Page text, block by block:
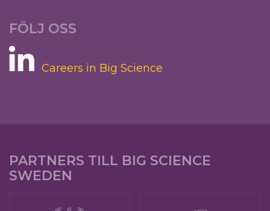
FÖLJ OSS
Careers in Big Science
PARTNERS TILL BIG SCIENCE
SWEDEN